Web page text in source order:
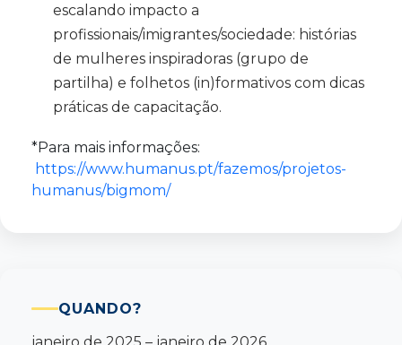
escalando impacto a
profissionais/imigrantes/sociedade: histórias
de mulheres inspiradoras (grupo de
partilha) e folhetos (in)formativos com dicas
práticas de capacitação.
*Para mais informações:
https://www.humanus.pt/fazemos/projetos-
humanus/bigmom/
QUANDO?